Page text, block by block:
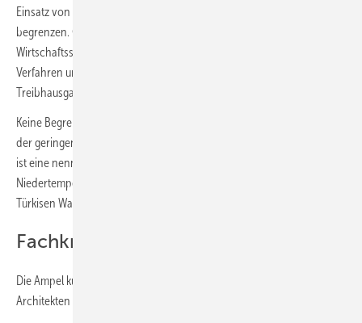
Einsatz von Wasserstoff nicht auf bestimmte Anwendungsfelder
begrenzen. Grüner Wasserstoff sollte vorrangig in den
Wirtschaftssektoren genutzt werden, in denen es nicht möglich ist,
Verfahren und Prozesse durch eine direkte Elektrifizierung auf
Treibhausgasneutralität umzustellen.“
Keine Begrenzung, aber letztendlich doch eine Festlegung: Aufgrund
der geringen Verfügbarkeit, der hohen Kosten und anderer Optionen,
ist eine nennenswerte Nutzung von Wasserstoff zur Erzeugung von
Niedertemperaturwärme im Gebäudesektor auch mit der für Blauen /
Türkisen Wasserstoff geöffneten Tür nicht abzusehen.
Fachkräfte / HOAI
Die Ampel kündigt außerdem an: „Wir wollen die Honorarordnung für
Architekten (HOAI) reformieren und die Leistungsbilder anpassen.“